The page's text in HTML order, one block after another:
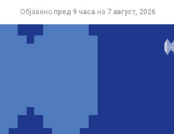
Понудата е наменета за корисниците
Објавено пред 9 часа на 7 август, 2026